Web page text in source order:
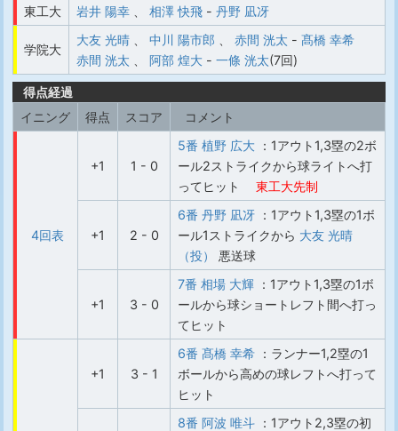
東工大
岩井 陽幸 相澤 快飛 - 丹野 凪冴
学院大
大友 光晴 中川 陽市郎 赤間 洸太 - 髙橋 幸希
赤間 洸太
阿部 煌大 - 一條 洸太(7回)
得点経過
イニング
得点 スコア コメント
4回表
+1 1 - 0
5番 植野 広大 ：1アウト1,3塁の2ボ
ール2ストライクから球ライトへ打
ってヒット
東工大先制
+1 2 - 0
6番 丹野 凪冴 ：1アウト1,3塁の1ボ
ール1ストライクから 大友 光晴
（投）
悪送球
+1 3 - 0
7番 相場 大輝 ：1アウト1,3塁の1ボ
ールから球ショートレフト間へ打っ
てヒット
+1 3 - 1
6番 髙橋 幸希 ：ランナー1,2塁の1
ボールから高めの球レフトへ打って
ヒット
8番 阿波 唯斗 ：1アウト2,3塁の初